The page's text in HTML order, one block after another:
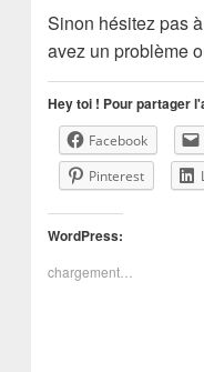
Sinon hésitez pas
avez un problème
Hey toi ! Pour partager
Facebook
Pinterest
WordPress:
chargement…